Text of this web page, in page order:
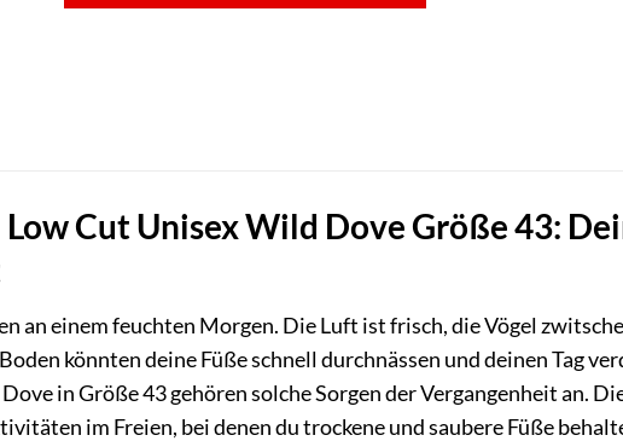
Cut Unisex Wild Dove Größe 43:
an einem feuchten Morgen. Die Luft ist frisch, die Vögel
könnten deine Füße schnell durchnässen und deinen Tag
in Größe 43 gehören solche Sorgen der Vergangenheit an.
im Freien, bei denen du trockene und saubere Füße